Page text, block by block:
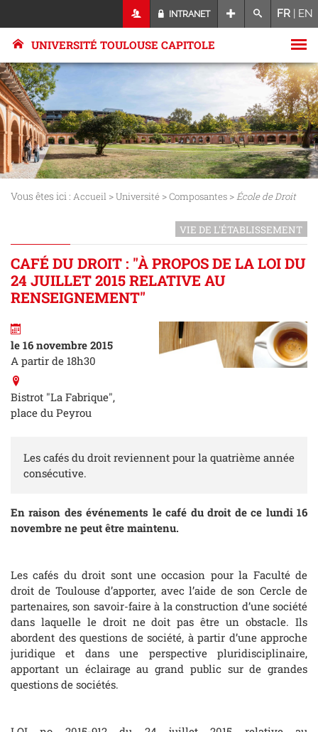
INTRANET FR | EN
UNIVERSITÉ TOULOUSE CAPITOLE
Vous êtes ici : Accueil >Université >Composantes >École de Droit
VIE DE L'ÉTABLISSEMENT
CAFÉ DU DROIT : "À PROPOS DE LA LOI DU
24 JUILLET 2015 RELATIVE AU
RENSEIGNEMENT"
le 16 novembre 2015
A partir de 18h30
Bistrot "La Fabrique",
place du Peyrou
Les cafés du droit reviennent pour la quatrième année
consécutive.
En raison des événements le café du droit de ce lundi 16
novembre ne peut être maintenu.
Les cafés du droit sont une occasion pour la Faculté de
droit de Toulouse d’apporter, avec l’aide de son Cercle de
partenaires, son savoir-faire à la construction d’une société
dans laquelle le droit ne doit pas être un obstacle. Ils
abordent des questions de société, à partir d’une approche
juridique et dans une perspective pluridisciplinaire,
apportant un éclairage au grand public sur de grandes
questions de sociétés.